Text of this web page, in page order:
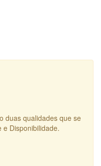
duas qualidades que se
Disponibilidade.